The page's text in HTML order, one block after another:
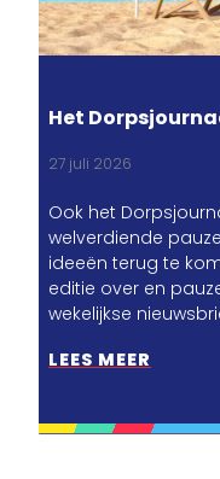
Het
27 juli 2026
Ook het
welverdiende
ideeën terug te
editie over en
wekelijkse
LEES MEER